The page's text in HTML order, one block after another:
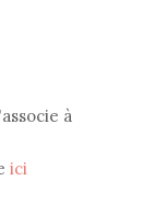
à
ici